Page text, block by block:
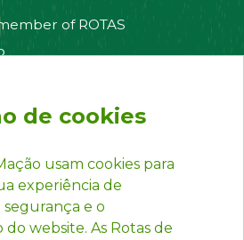
of ROTAS
de cookies
usam cookies para
experiência de
segurança e o
website. As Rotas de